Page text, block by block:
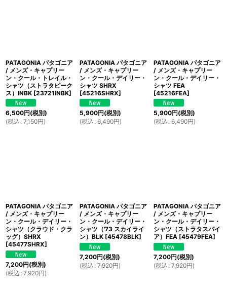
PATAGONIA パタゴニア
/ メンズ・キャプリー
ン・クール・トレイル・
シャツ（ストラタピーク
ス）INBK [23721INBK]
6,500円(税別)
(税込 : 7,150円)
PATAGONIA パタゴニア
/ メンズ・キャプリー
ン・クール・デイリー・
シャツ SHRX
[45216SHRX]
5,900円(税別)
(税込 : 6,490円)
PATAGONIA パタゴニア
/ メンズ・キャプリー
ン・クール・デイリー・
シャツ FEA
[45216FEA]
5,900円(税別)
(税込 : 6,490円)
PATAGONIA パタゴニア
/ メンズ・キャプリー
ン・クール・デイリー・
シャツ（クラウド・クラ
ッグ）SHRX
[45477SHRX]
7,200円(税別)
(税込 : 7,920円)
PATAGONIA パタゴニア
/ メンズ・キャプリー
ン・クール・デイリー・
シャツ（'73 スカイライ
ン）BLK [45478BLK]
7,200円(税別)
(税込 : 7,920円)
PATAGONIA パタゴニア
/ メンズ・キャプリー
ン・クール・デイリー・
シャツ（ストラタスパイ
ア）FEA [45479FEA]
7,200円(税別)
(税込 : 7,920円)